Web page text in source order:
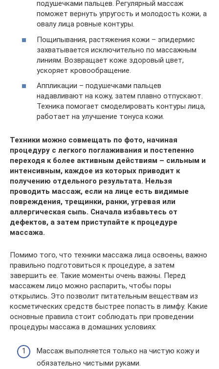
подушечками пальцев. Регулярный массаж
поможет вернуть упругость и молодость кожи, а
овалу лица ровные контуры.
Пощипывания, растяжения кожи – эпидермис
захватывается исключительно по массажным
линиям. Возвращает коже здоровый цвет,
ускоряет кровообращение.
Аппликации – подушечками пальцев
надавливают на кожу, затем плавно отпускают.
Техника помогает смоделировать контуры лица,
работает на улучшение тонуса кожи.
Техники можно совмещать по фото, начиная
процедуру с легкого поглаживания и постепенно
переходя к более активным действиям – сильным и
интенсивным, каждое из которых приводит к
получению отдельного результата. Нельзя
проводить массаж, если на лице есть видимые
повреждения, трещинки, ранки, угревая или
аллергическая сыпь. Сначала избавьтесь от
дефектов, а затем приступайте к процедуре
массажа.
Помимо того, что техники массажа лица освоены, важно
правильно подготовиться к процедуре, а затем
завершить ее. Такие моменты очень важны. Перед
массажем лицо можно распарить, чтобы поры
открылись. Это позволит питательным веществам из
косметических средств быстрее попасть в лимфу. Какие
основные правила стоит соблюдать при проведении
процедуры массажа в домашних условиях:
Массаж выполняется только на чистую кожу и
обязательно чистыми руками.